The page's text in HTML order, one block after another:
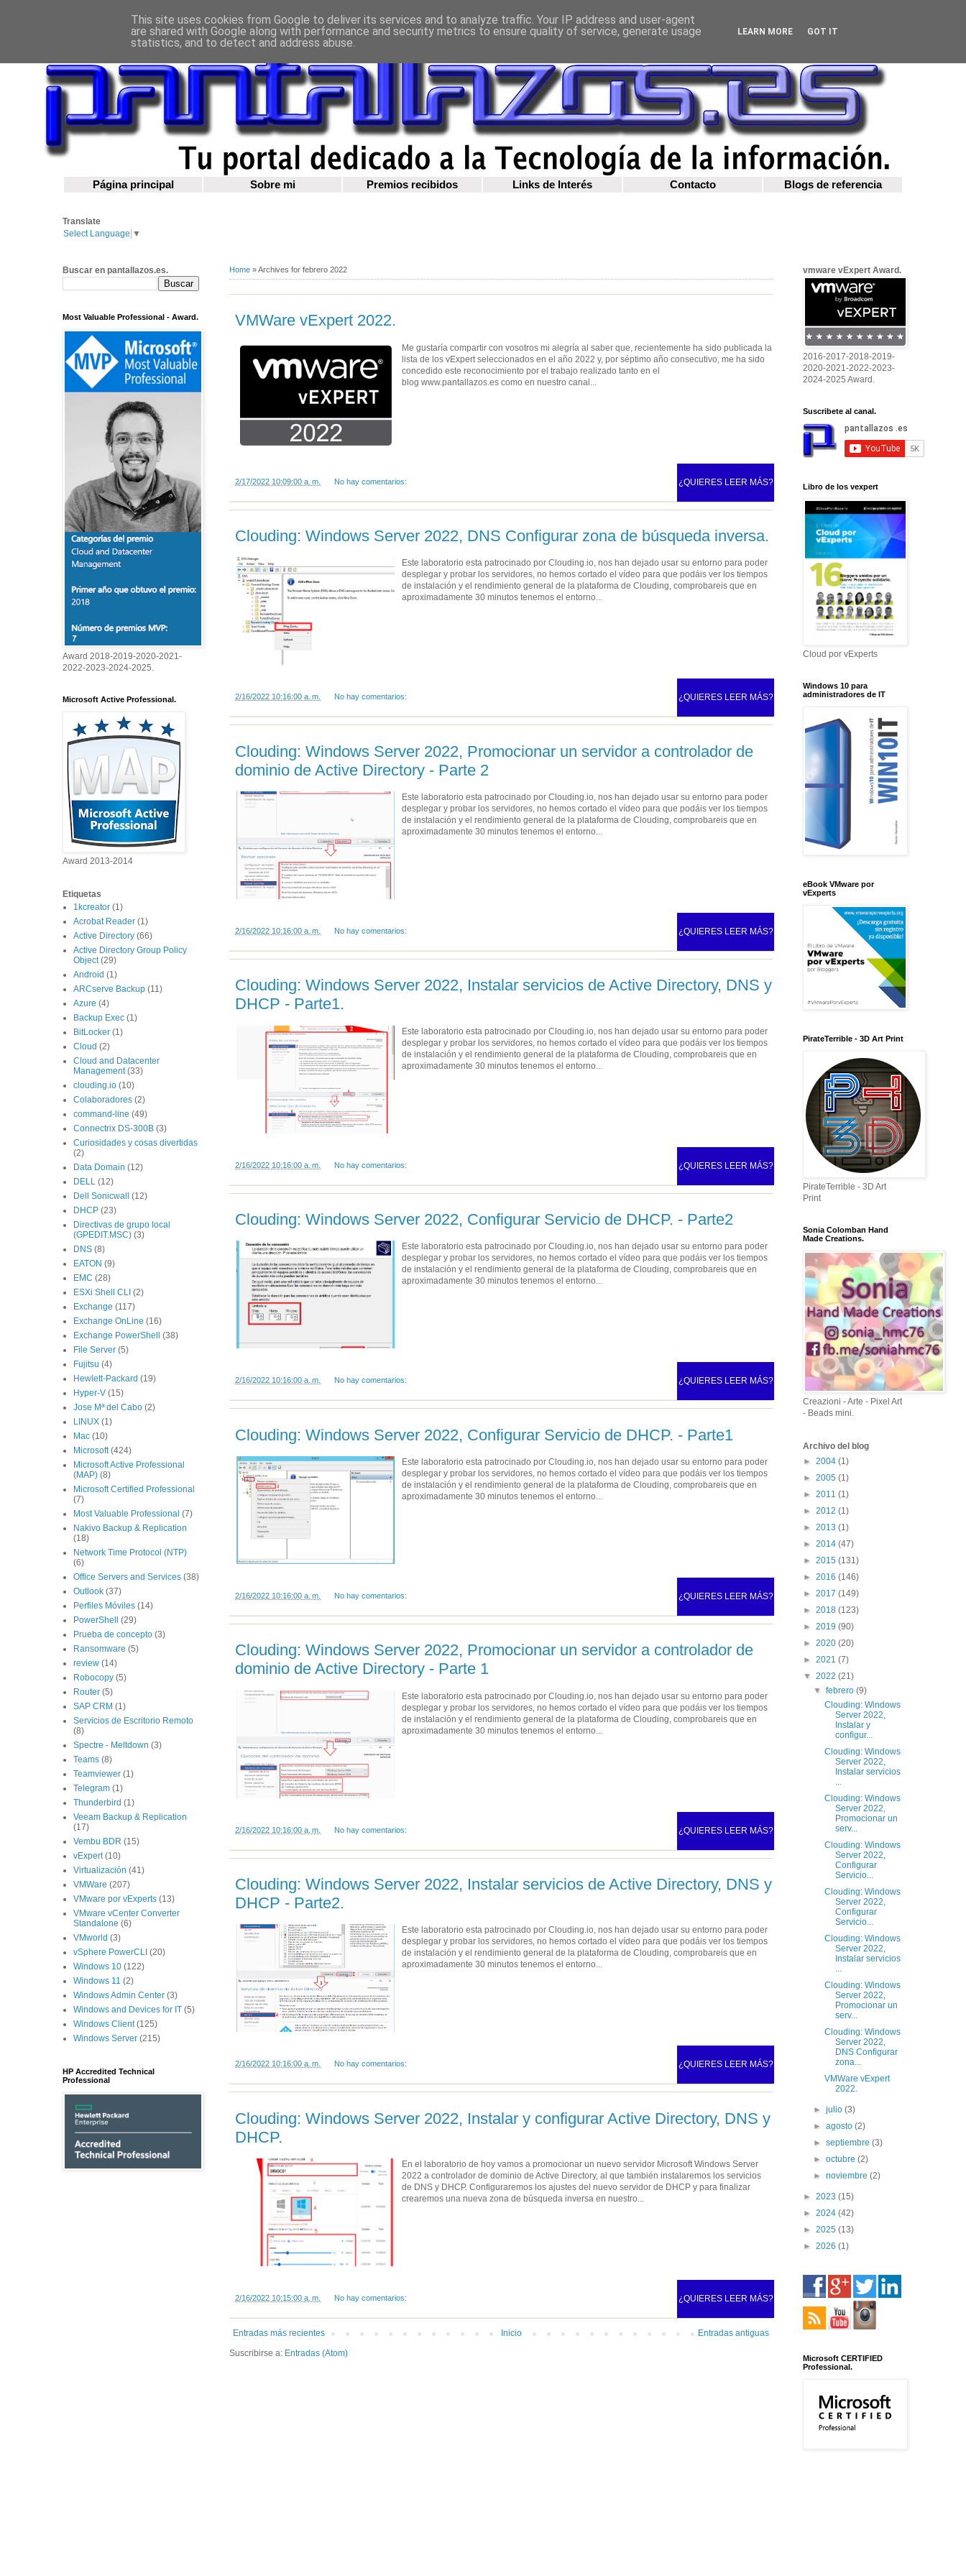
Página principal Sobre mi Premios recibidos Links de Interés Contacto Blogs de referencia
Translate
Select Language ▼
Home »Archives for febrero 2022
VMWare vExpert 2022.
Me gustaría compartir con vosotros mi alegría al saber que, recientemente ha sido publicada la
lista de los vExpert seleccionados en el año 2022 y, por séptimo año consecutivo, me ha sido
concedido este reconocimiento por el trabajo realizado tanto en el
blog www.pantallazos.es como en nuestro canal...
2/17/2022 10:09:00 a. m. No hay comentarios: ¿QUIERES LEER MÁS?
Clouding: Windows Server 2022, DNS Configurar zona de búsqueda inversa.
Este laboratorio esta patrocinado por Clouding.io, nos han dejado usar su entorno para poder
desplegar y probar los servidores, no hemos cortado el vídeo para que podáis ver los tiempos
de instalación y el rendimiento general de la plataforma de Clouding, comprobareis que en
aproximadamente 30 minutos tenemos el entorno...
2/16/2022 10:16:00 a. m. No hay comentarios: ¿QUIERES LEER MÁS?
Clouding: Windows Server 2022, Promocionar un servidor a controlador de
dominio de Active Directory - Parte 2
Este laboratorio esta patrocinado por Clouding.io, nos han dejado usar su entorno para poder
desplegar y probar los servidores, no hemos cortado el vídeo para que podáis ver los tiempos
de instalación y el rendimiento general de la plataforma de Clouding, comprobareis que en
aproximadamente 30 minutos tenemos el entorno...
2/16/2022 10:16:00 a. m. No hay comentarios: ¿QUIERES LEER MÁS?
Clouding: Windows Server 2022, Instalar servicios de Active Directory, DNS y
DHCP - Parte1.
Este laboratorio esta patrocinado por Clouding.io, nos han dejado usar su entorno para poder
desplegar y probar los servidores, no hemos cortado el vídeo para que podáis ver los tiempos
de instalación y el rendimiento general de la plataforma de Clouding, comprobareis que en
aproximadamente 30 minutos tenemos el entorno...
2/16/2022 10:16:00 a. m. No hay comentarios: ¿QUIERES LEER MÁS?
Clouding: Windows Server 2022, Configurar Servicio de DHCP. - Parte2
Este laboratorio esta patrocinado por Clouding.io, nos han dejado usar su entorno para poder
desplegar y probar los servidores, no hemos cortado el vídeo para que podáis ver los tiempos
de instalación y el rendimiento general de la plataforma de Clouding, comprobareis que en
aproximadamente 30 minutos tenemos el entorno...
2/16/2022 10:16:00 a. m. No hay comentarios: ¿QUIERES LEER MÁS?
Clouding: Windows Server 2022, Configurar Servicio de DHCP. - Parte1
Este laboratorio esta patrocinado por Clouding.io, nos han dejado usar su entorno para poder
desplegar y probar los servidores, no hemos cortado el vídeo para que podáis ver los tiempos
de instalación y el rendimiento general de la plataforma de Clouding, comprobareis que en
aproximadamente 30 minutos tenemos el entorno...
2/16/2022 10:16:00 a. m. No hay comentarios: ¿QUIERES LEER MÁS?
Clouding: Windows Server 2022, Promocionar un servidor a controlador de
dominio de Active Directory - Parte 1
Este laboratorio esta patrocinado por Clouding.io, nos han dejado usar su entorno para poder
desplegar y probar los servidores, no hemos cortado el vídeo para que podáis ver los tiempos
de instalación y el rendimiento general de la plataforma de Clouding, comprobareis que en
aproximadamente 30 minutos tenemos el entorno...
2/16/2022 10:16:00 a. m. No hay comentarios: ¿QUIERES LEER MÁS?
Clouding: Windows Server 2022, Instalar servicios de Active Directory, DNS y
DHCP - Parte2.
Este laboratorio esta patrocinado por Clouding.io, nos han dejado usar su entorno para poder
desplegar y probar los servidores, no hemos cortado el vídeo para que podáis ver los tiempos
de instalación y el rendimiento general de la plataforma de Clouding, comprobareis que en
aproximadamente 30 minutos tenemos el entorno...
2/16/2022 10:16:00 a. m. No hay comentarios: ¿QUIERES LEER MÁS?
Clouding: Windows Server 2022, Instalar y configurar Active Directory, DNS y
DHCP.
En el laboratorio de hoy vamos a promocionar un nuevo servidor Microsoft Windows Server
2022 a controlador de dominio de Active Directory, al que también instalaremos los servicios
de DNS y DHCP. Configuraremos los ajustes del nuevo servidor de DHCP y para finalizar
crearemos una nueva zona de búsqueda inversa en nuestro...
2/16/2022 10:15:00 a. m. No hay comentarios: ¿QUIERES LEER MÁS?
Entradas más recientes Entradas antiguas
Inicio
Suscribirse a: Entradas (Atom)
Buscar en pantallazos.es.
Most Valuable Professional - Award.
Award 2018-2019-2020-2021-
2022-2023-2024-2025.
Microsoft Active Professional.
Award 2013-2014
Etiquetas
1kcreator (1)
Acrobat Reader (1)
Active Directory (66)
Active Directory Group Policy
Object (29)
Android (1)
ARCserve Backup (11)
Azure (4)
Backup Exec (1)
BitLocker (1)
Cloud (2)
Cloud and Datacenter
Management (33)
clouding.io (10)
Colaboradores (2)
command-line (49)
Connectrix DS-300B (3)
Curiosidades y cosas divertidas
(2)
Data Domain (12)
DELL (12)
Dell Sonicwall (12)
DHCP (23)
Directivas de grupo local
(GPEDIT.MSC) (3)
DNS (8)
EATON (9)
EMC (28)
ESXi Shell CLI (2)
Exchange (117)
Exchange OnLine (16)
Exchange PowerShell (38)
File Server (5)
Fujitsu (4)
Hewlett-Packard (19)
Hyper-V (15)
Jose Mª del Cabo (2)
LINUX (1)
Mac (10)
Microsoft (424)
Microsoft Active Professional
(MAP) (8)
Microsoft Certified Professional
(7)
Most Valuable Professional (7)
Nakivo Backup & Replication
(18)
Network Time Protocol (NTP)
(6)
Office Servers and Services (38)
Outlook (37)
Perfiles Móviles (14)
PowerShell (29)
Prueba de concepto (3)
Ransomware (5)
review (14)
Robocopy (5)
Router (5)
SAP CRM (1)
Servicios de Escritorio Remoto
(8)
Spectre - Meltdown (3)
Teams (8)
Teamviewer (1)
Telegram (1)
Thunderbird (1)
Veeam Backup & Replication
(17)
Vembu BDR (15)
vExpert (10)
Virtualización (41)
VMWare (207)
VMware por vExperts (13)
VMware vCenter Converter
Standalone (6)
VMworld (3)
vSphere PowerCLI (20)
Windows 10 (122)
Windows 11 (2)
Windows Admin Center (3)
Windows and Devices for IT (5)
Windows Client (125)
Windows Server (215)
HP Accredited Technical
Professional
vmware vExpert Award.
2016-2017-2018-2019-
2020-2021-2022-2023-
2024-2025 Award.
Suscribete al canal.
Libro de los vexpert
Cloud por vExperts
Windows 10 para
administradores de IT
eBook VMware por
vExperts
PirateTerrible - 3D Art Print
PirateTerrible - 3D Art
Print
Sonia Colomban Hand
Made Creations.
Creazioni - Arte - Pixel Art
- Beads mini.
Archivo del blog
► 2004 (1)
► 2005 (1)
► 2011 (1)
► 2012 (1)
► 2013 (1)
► 2014 (47)
► 2015 (131)
► 2016 (146)
► 2017 (149)
► 2018 (123)
► 2019 (90)
► 2020 (20)
► 2021 (7)
▼ 2022 (21)
▼febrero(9)
Clouding: Windows
Server 2022,
Instalar y
configur...
Clouding: Windows
Server 2022,
Instalar servicios
...
Clouding: Windows
Server 2022,
Promocionar un
serv...
Clouding: Windows
Server 2022,
Configurar
Servicio...
Clouding: Windows
Server 2022,
Configurar
Servicio...
Clouding: Windows
Server 2022,
Instalar servicios
...
Clouding: Windows
Server 2022,
Promocionar un
serv...
Clouding: Windows
Server 2022,
DNS Configurar
zona...
VMWare vExpert
2022.
►julio(3)
►agosto(2)
►septiembre(3)
►octubre(2)
►noviembre(2)
► 2023 (15)
► 2024 (42)
► 2025 (13)
► 2026 (1)
Microsoft CERTIFIED
Professional.
This site uses cookies from Google to deliver its services and to analyze traffic. Your IP address and user-agent
are shared with Google along with performance and security metrics to ensure quality of service, generate usage
statistics, and to detect and address abuse.
LEARN MORE GOT IT